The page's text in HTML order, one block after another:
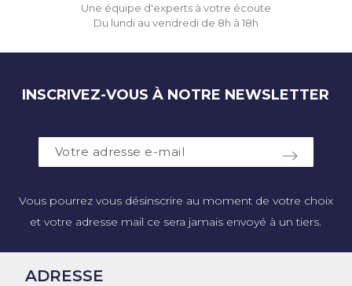
Une équipe d'experts à votre écoute
Du lundi au vendredi de 8h à 18h
INSCRIVEZ-VOUS À NOTRE NEWSLETTER
Vous pourrez vous désinscrire au moment de votre choix
et votre adresse mail ce sera jamais envoyé à un tiers.
ADRESSE